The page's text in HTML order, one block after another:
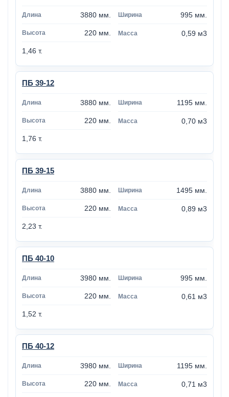
3880 мм. 995 мм.
220 мм. 0,59 м3
1,46 т.
ПБ 39-12
3880 мм. 1195 мм.
220 мм. 0,70 м3
1,76 т.
ПБ 39-15
3880 мм. 1495 мм.
220 мм. 0,89 м3
2,23 т.
ПБ 40-10
3980 мм. 995 мм.
220 мм. 0,61 м3
1,52 т.
ПБ 40-12
3980 мм. 1195 мм.
220 мм. 0,71 м3